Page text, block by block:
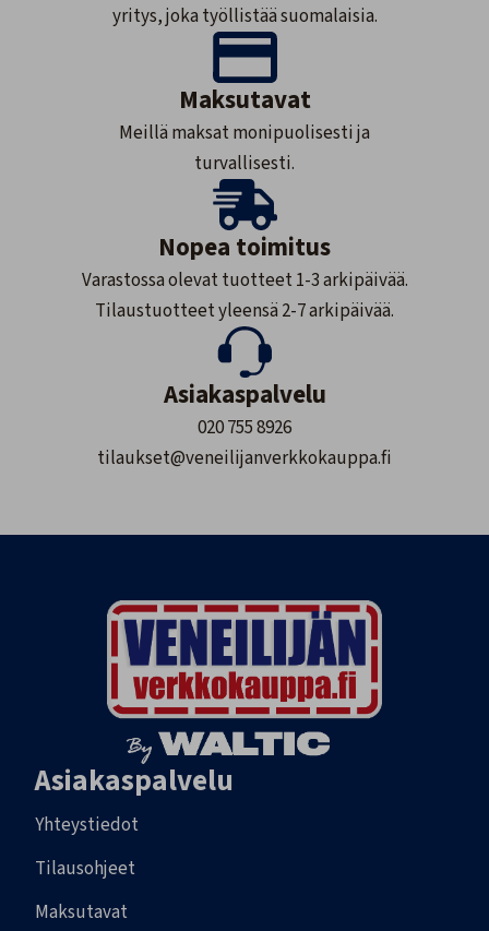
yritys, joka työllistää suomalaisia.
Maksutavat
Meillä maksat monipuolisesti ja
turvallisesti.
Nopea toimitus
Varastossa olevat tuotteet 1-3 arkipäivää.
Tilaustuotteet yleensä 2-7 arkipäivää.
Asiakaspalvelu
020 755 8926
tilaukset@veneilijanverkkokauppa.fi
Asiakaspalvelu
Yhteystiedot
Tilausohjeet
Maksutavat